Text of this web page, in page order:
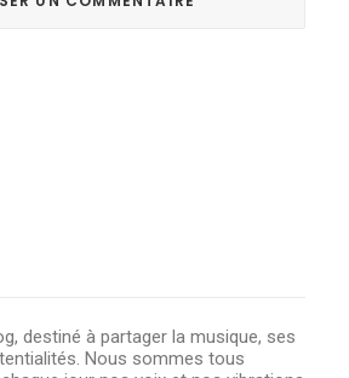
destiné à partager la musique, ses
Nous sommes tous